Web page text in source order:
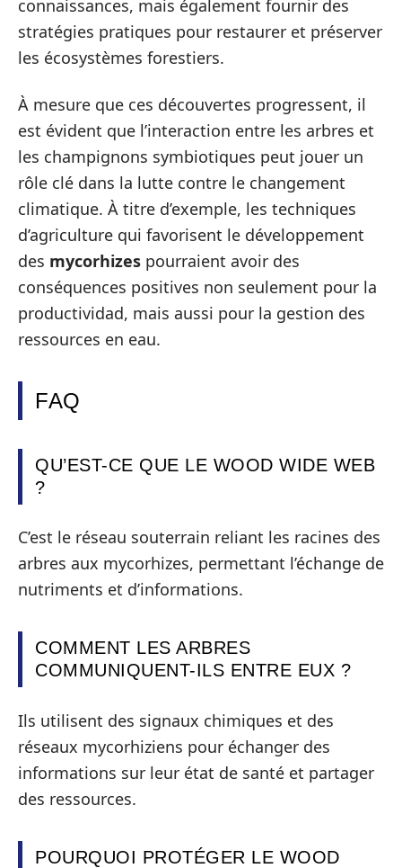
connaissances, mais également fournir des
stratégies pratiques pour restaurer et préserver
les écosystèmes forestiers.
À mesure que ces découvertes progressent, il
est évident que l’interaction entre les arbres et
les champignons symbiotiques peut jouer un
rôle clé dans la lutte contre le changement
climatique. À titre d’exemple, les techniques
d’agriculture qui favorisent le développement
des mycorhizes pourraient avoir des
conséquences positives non seulement pour la
productividad, mais aussi pour la gestion des
ressources en eau.
FAQ
QU’EST-CE QUE LE WOOD WIDE WEB
?
C’est le réseau souterrain reliant les racines des
arbres aux mycorhizes, permettant l’échange de
nutriments et d’informations.
COMMENT LES ARBRES
COMMUNIQUENT-ILS ENTRE EUX ?
Ils utilisent des signaux chimiques et des
réseaux mycorhiziens pour échanger des
informations sur leur état de santé et partager
des ressources.
POURQUOI PROTÉGER LE WOOD